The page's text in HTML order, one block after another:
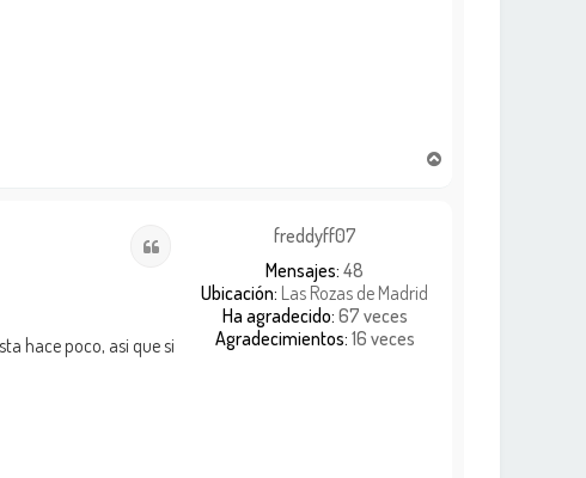
freddyff07
Mensajes: 48
Ubicación: Las Rozas de Madrid
Ha agradecido: 67 veces
Agradecimientos: 16 veces
hace poco, asi que si